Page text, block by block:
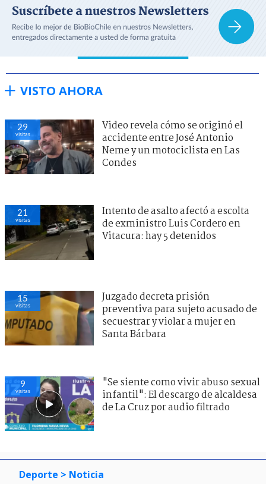
VISTO AHORA
29
visitas
Video revela cómo se originó el
accidente entre José Antonio
Neme y un motociclista en Las
Condes
21
visitas
Intento de asalto afectó a escolta
de exministro Luis Cordero en
Vitacura: hay 5 detenidos
15
visitas
Juzgado decreta prisión
preventiva para sujeto acusado de
secuestrar y violar a mujer en
Santa Bárbara
9
visitas
"Se siente como vivir abuso sexual
infantil": El descargo de alcaldesa
de La Cruz por audio filtrado
Deporte > Noticia